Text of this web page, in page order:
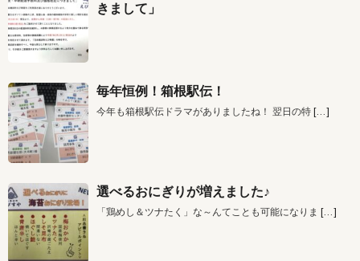
きまして」
毎年恒例！箱根駅伝！
今年も箱根駅伝ドラマがありましたね！ 翌日の特 […]
選べるおにぎりが増えました♪
「鶏めし＆ツナたく」な～んてことも可能になりま […]